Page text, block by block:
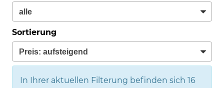
Sortierung
In Ihrer aktuellen Filterung befinden sich 16